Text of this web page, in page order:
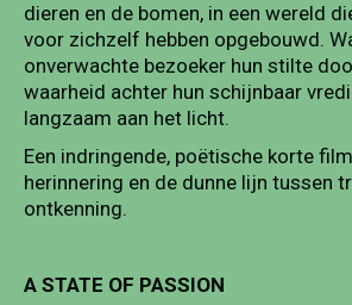
dieren en de bomen, in een wereld
voor zichzelf hebben opgebouwd.
onverwachte bezoeker hun stilte
waarheid achter hun schijnbaar
langzaam aan het licht.
Een indringende, poëtische korte
herinnering en de dunne lijn tussen
ontkenning.
A STATE OF PASSION